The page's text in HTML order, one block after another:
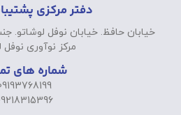
دفتر مرکزی
مرکز نوآوری نوفل
شماره های